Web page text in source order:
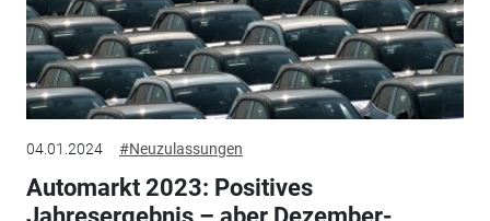
04.01.2024 #Neuzulassungen
Automarkt 2023: Positives